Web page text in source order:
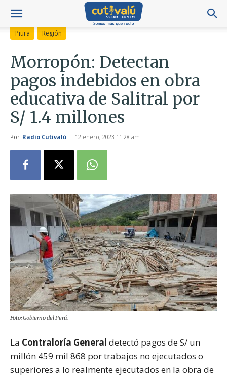
Piura Región
Morropón: Detectan
pagos indebidos en obra
educativa de Salitral por
S/ 1.4 millones
Por Radio Cutivalú - 12 enero, 2023 11:28 am
Foto: Gobierno del Perú.
La Contraloría General detectó pagos de S/ un
millón 459 mil 868 por trabajos no ejecutados o
superiores a lo realmente ejecutados en la obra de